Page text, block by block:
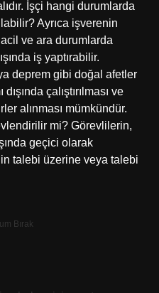
İşçi hangi durumlarda
Ayrıca işverenin
ve ara durumlarda
iş yaptırabilir.
deprem gibi doğal afetler
çalıştırılması ve
alınması mümkündür.
mi? Görevlilerin,
geçici olarak
talebi üzerine veya talebi
Bırak